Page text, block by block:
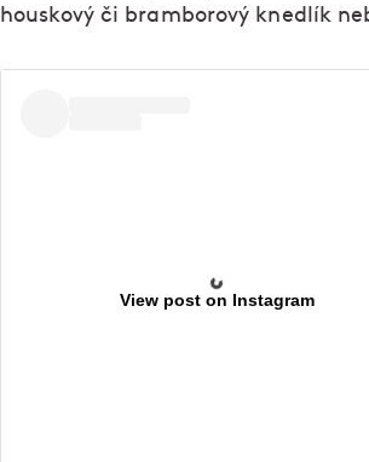
houskový či bramborový knedlík
View post on Instagram